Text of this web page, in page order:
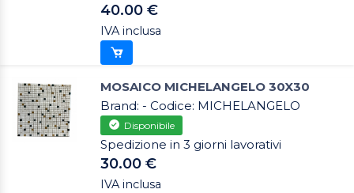
40.00 €
IVA inclusa
MOSAICO MICHELANGELO 30X30
Brand: - Codice: MICHELANGELO
Disponibile
Spedizione in 3 giorni lavorativi
30.00 €
IVA inclusa